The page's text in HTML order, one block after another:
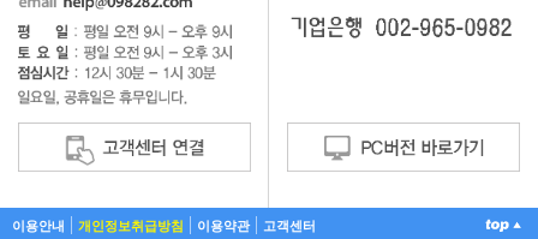
이용안내 개인정보취급방침 이용약관 고객센터